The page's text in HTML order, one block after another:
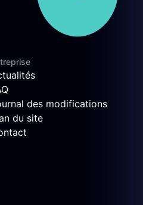
des modifications
du site